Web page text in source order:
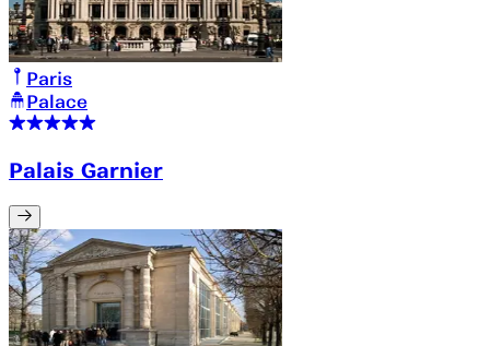
Paris
Palace
Palais Garnier